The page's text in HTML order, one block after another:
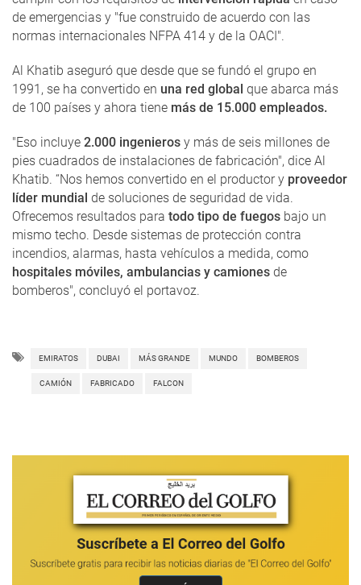
de emergencias y "fue construido de acuerdo con las
normas internacionales NFPA 414 y de la OACI".
Al Khatib aseguró que desde que se fundó el grupo en
1991, se ha convertido en una red global que abarca más
de 100 países y ahora tiene más de 15.000 empleados.
"Eso incluye 2.000 ingenieros y más de seis millones de
pies cuadrados de instalaciones de fabricación", dice Al
Khatib. “Nos hemos convertido en el productor y proveedor
líder mundial de soluciones de seguridad de vida.
Ofrecemos resultados para todo tipo de fuegos bajo un
mismo techo. Desde sistemas de protección contra
incendios, alarmas, hasta vehículos a medida, como
hospitales móviles, ambulancias y camiones de
bomberos", concluyó el portavoz.
EMIRATOS DUBAI MÁS GRANDE MUNDO BOMBEROS
CAMIÓN FABRICADO FALCON